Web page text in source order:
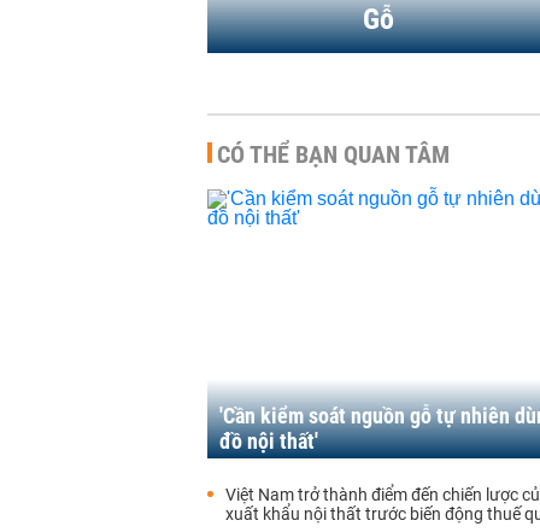
Gỗ
CÓ THỂ BẠN QUAN TÂM
'Cần kiểm soát nguồn gỗ tự nhiên
đồ nội thất'
Việt Nam trở thành điểm đến chiến lược
xuất khẩu nội thất trước biến động thuế